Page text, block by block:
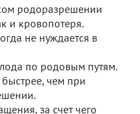
родоразрешении
и кровопотеря.
не нуждается в
по родовым путям.
чем при
за счет чего